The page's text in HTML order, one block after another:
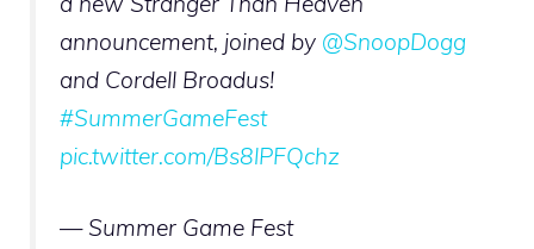
announcement, joined by @SnoopDogg
and Cordell Broadus!
#SummerGameFest
pic.twitter.com/Bs8lPFQchz
— Summer Game Fest